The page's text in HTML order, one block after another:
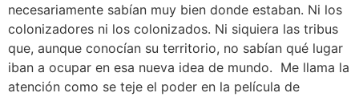
necesariamente sabían muy bien donde estaban. Ni los
colonizadores ni los colonizados. Ni siquiera las tribus
que, aunque conocían su territorio, no sabían qué lugar
iban a ocupar en esa nueva idea de mundo. Me llama la
atención como se teje el poder en la película de